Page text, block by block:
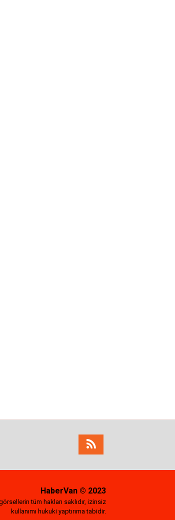
HaberVan © 2023
tüm hakları saklıdır, izinsiz
kullanımı hukuki yaptırıma tabidir.